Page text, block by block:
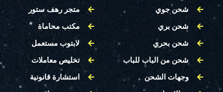
شحن جوي
شحن بري
شحن بحري
شحن من الباب للباب
وجهات الشحن
متجر رهف ستور
مكتب محاماة
لابتوب مستعمل
تخليص معاملات
استشارة قانونية